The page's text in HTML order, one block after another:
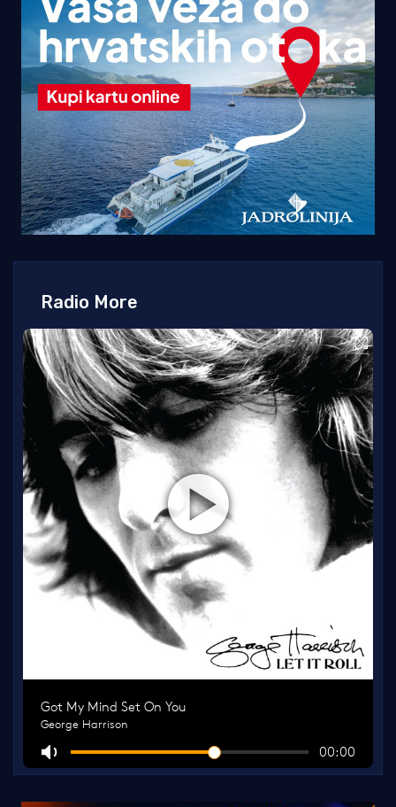
Radio More